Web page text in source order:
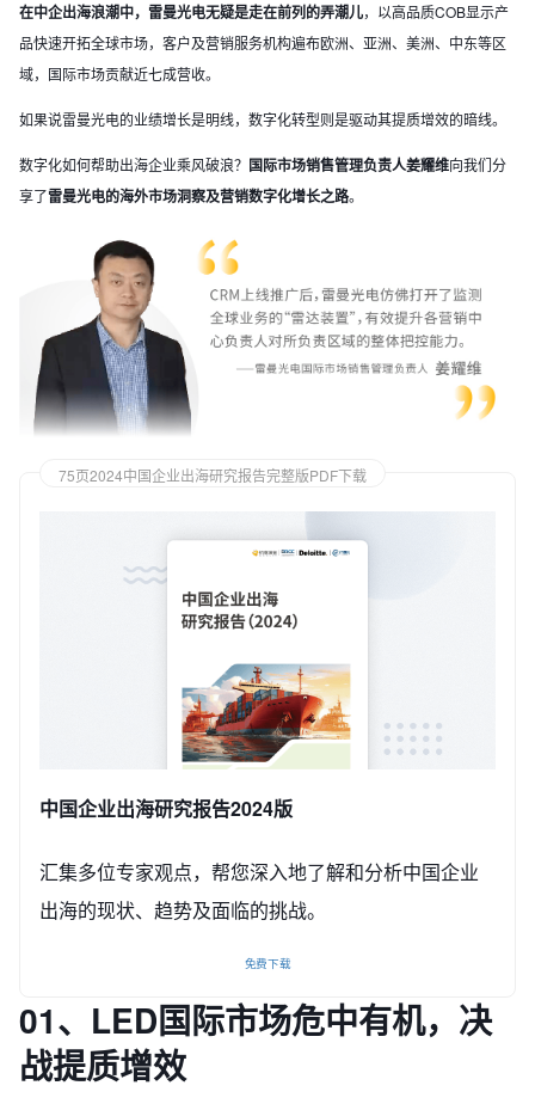
在中企出海浪潮中，雷曼光电无疑是走在前列的弄潮儿，以高品质COB显示产
品快速开拓全球市场，客户及营销服务机构遍布欧洲、亚洲、美洲、中东等区
域，国际市场贡献近七成营收。
如果说雷曼光电的业绩增长是明线，数字化转型则是驱动其提质增效的暗线。
数字化如何帮助出海企业乘风破浪？ 国际市场销售管理负责人姜耀维向我们分
享了雷曼光电的海外市场洞察及营销数字化增长之路。
75页2024中国企业出海研究报告完整版PDF下载
中国企业出海研究报告2024版
汇集多位专家观点，帮您深入地了解和分析中国企业
出海的现状、趋势及面临的挑战。
免费下载
01、 LED国际市场危中有机，决
战提质增效